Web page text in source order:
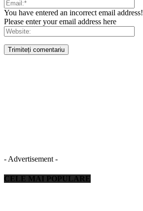
You have entered an incorrect email address!
Please enter your email address here
- Advertisement -
CELE MAI POPULARE